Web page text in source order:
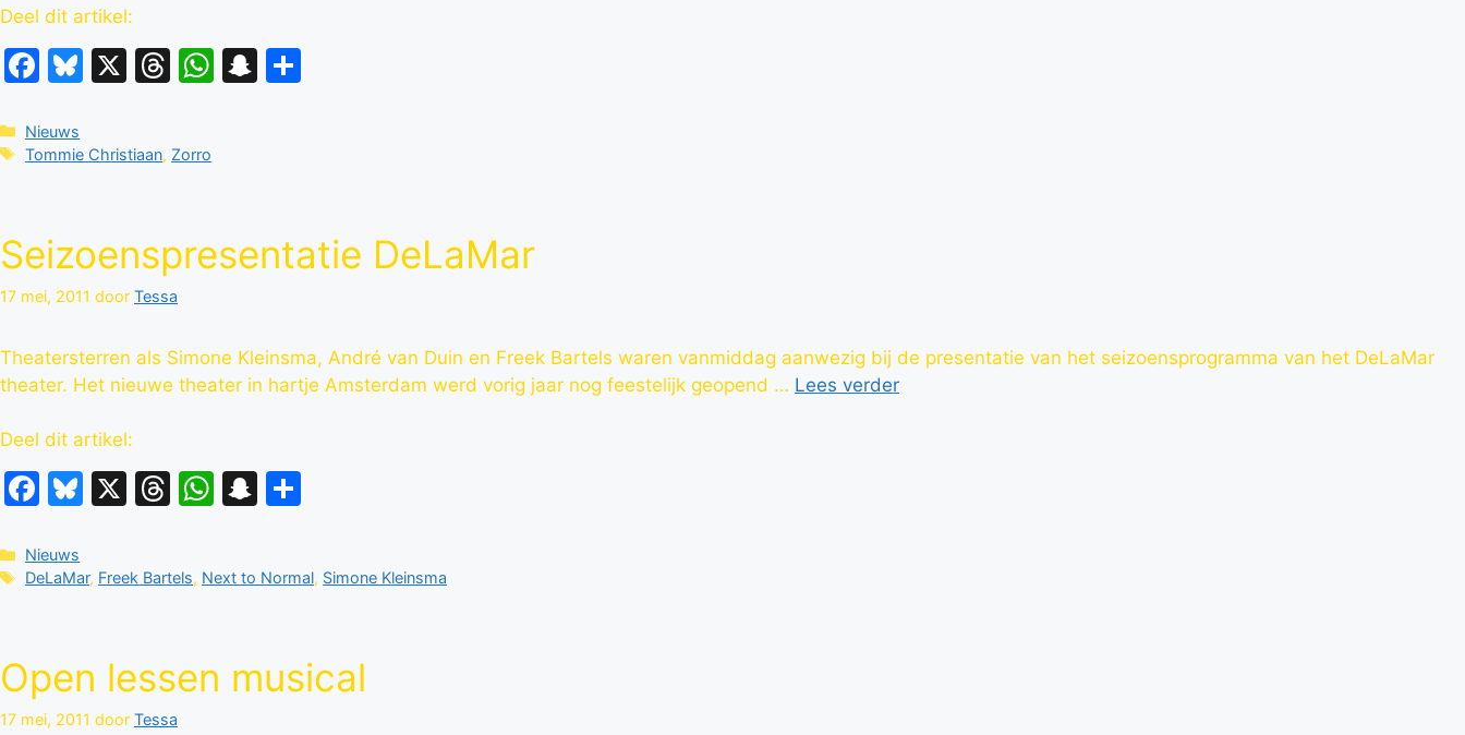
Deel dit artikel:
Facebook
Bluesky
X Threads
WhatsApp
Snapchat
Categorieën
Nieuws
Tags
Tommie Christiaan, Zorro
Seizoenspresentatie DeLaMar
17 mei, 2011 door Tessa
Theatersterren als Simone Kleinsma, André van Duin en Freek Bartels waren vanmiddag aanwezig bij de presentatie van het seizoensprogramma van het DeLaMar
theater. Het nieuwe theater in hartje Amsterdam werd vorig jaar nog feestelijk geopend … Lees verder
Deel dit artikel:
Facebook
Bluesky
X Threads
WhatsApp
Snapchat
Categorieën
Nieuws
Tags
DeLaMar, Freek Bartels, Next to Normal, Simone Kleinsma
Open lessen musical
17 mei, 2011 door Tessa